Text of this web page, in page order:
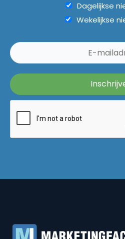
Dagelijkse
Wekelijkse